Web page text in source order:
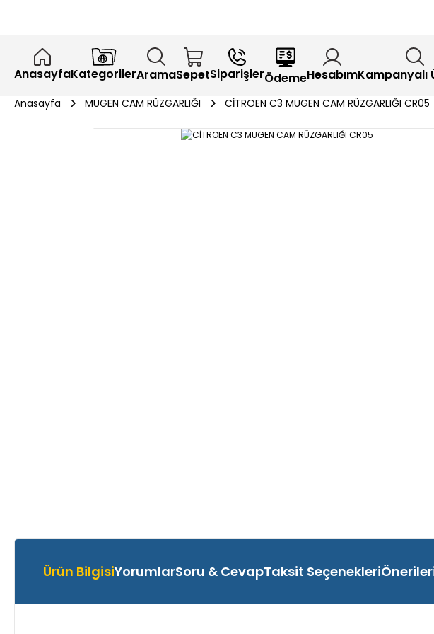
AnasayfaKategorilerAramaSepetSiparişlerÖdemeHesabımKampanyalı
Anasayfa MUGEN CAM RÜZGARLIĞI CİTROEN C3 MUGEN CAM RÜZGARLIĞI CR05
Ürün BilgisiYorumlarSoru & CevapTaksit Seçenekleri